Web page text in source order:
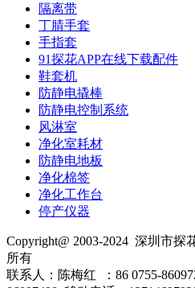
隔离带
丁腈手套
手指套
91探花APP在线下载配件
鞋套机
防静电撬棒
防静电控制系统
风淋室
净化室耗材
防静电地板
净化棉签
净化工作台
停产仪器
Copyright@ 2003-2024 深圳市探
所有
联系人：陈梅红 ：86 0755-